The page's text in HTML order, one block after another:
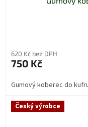
620 Kč bez DPH
750 Kč
Gumový koberec do
Český výrobce